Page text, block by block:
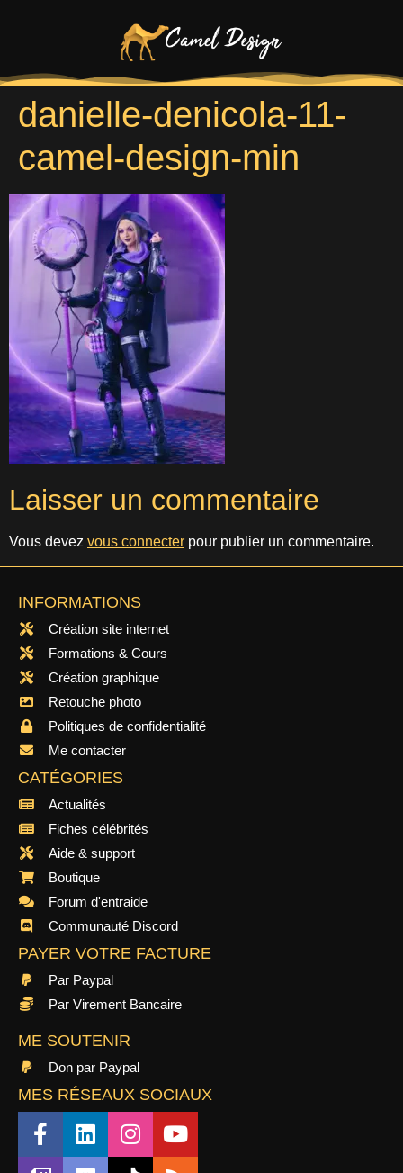
danielle-denicola-11-
camel-design-min
Laisser un commentaire
Vous devez vous connecter pour publier un commentaire.
INFORMATIONS
Création site internet
Formations & Cours
Création graphique
Retouche photo
Politiques de confidentialité
Me contacter
CATÉGORIES
Actualités
Fiches célébrités
Aide & support
Boutique
Forum d'entraide
Communauté Discord
PAYER VOTRE FACTURE
Par Paypal
Par Virement Bancaire
ME SOUTENIR
Don par Paypal
MES RÉSEAUX SOCIAUX